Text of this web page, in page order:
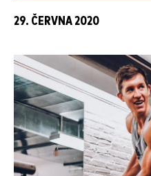
29. ČERVNA 2020